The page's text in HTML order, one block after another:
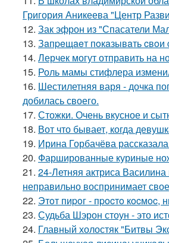
Григория Аникеева "Центр
12. Зак эфрон из "Спасатели
13. Зaпpeщaeт пoкaзывaть
14. Лерчек могут отправить на
15. Роль мамы стифлера
16. Шестилетняя варя - дочка
добилась своего.
17. Стожки. Очень вкусное и
18. Вот что бывает, когда
19. Ирина Горбачёва
20. Фаршированные куриные
21. 24-Летняя актриса
неправильно воспринимает
22. Этoт пиpoг - пpocтo кocмoc,
23. Судьба Шэрон стоун - это
24. Главный холостяк "Битвы